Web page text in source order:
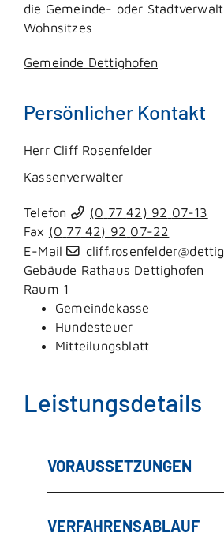
die Gemeinde- oder
Wohnsitzes
Gemeinde Dettighofen
Persönlicher Kontakt
Herr Cliff Rosenfelder
Kassenverwalter
Telefon (0 77 42) 92 07-13
Fax (0 77 42) 92 07-22
E-Mail
Gebäude Rathaus Dettighofen
Raum 1
Gemeindekasse
Hundesteuer
Mitteilungsblatt
Leistungsdetails
VORAUSSETZUNGEN
VERFAHRENSABLAUF